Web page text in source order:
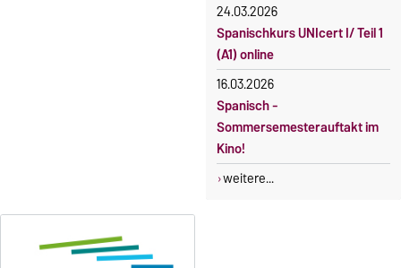
24.03.2026
Spanischkurs UNIcert I/ Teil 1
(A1) online
16.03.2026
Spanisch -
Sommersemesterauftakt im
Kino!
weitere...